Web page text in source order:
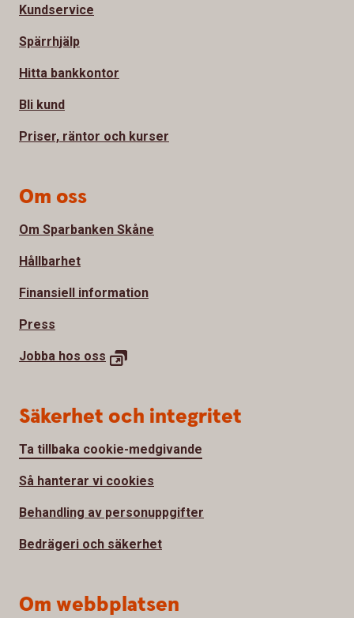
Kundservice
Spärrhjälp
Hitta bankkontor
Bli kund
Priser, räntor och kurser
Om oss
Om Sparbanken Skåne
Hållbarhet
Finansiell information
Press
Jobba hos oss
Säkerhet och integritet
Ta tillbaka cookie-medgivande
Så hanterar vi cookies
Behandling av personuppgifter
Bedrägeri och säkerhet
Om webbplatsen